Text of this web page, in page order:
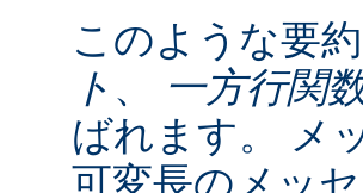
このような要
ト 、 一方行関
ばれます。 メ
可変長のメッ